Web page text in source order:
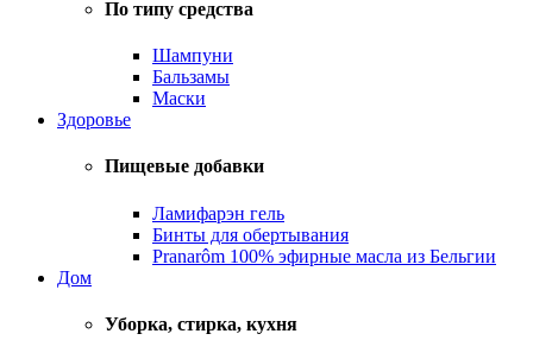
По типу средства
Шампуни
Бальзамы
Маски
Здоровье
Пищевые добавки
Ламифарэн гель
Бинты для обертывания
Pranarôm 100% эфирные масла из Бельгии
Дом
Уборка, стирка, кухня